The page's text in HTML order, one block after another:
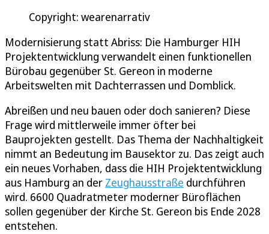
Copyright: wearenarrativ
Modernisierung statt Abriss: Die Hamburger HIH
Projektentwicklung verwandelt einen funktionellen
Bürobau gegenüber St. Gereon in moderne
Arbeitswelten mit Dachterrassen und Domblick.
Abreißen und neu bauen oder doch sanieren? Diese
Frage wird mittlerweile immer öfter bei
Bauprojekten gestellt. Das Thema der Nachhaltigkeit
nimmt an Bedeutung im Bausektor zu. Das zeigt auch
ein neues Vorhaben, dass die HIH Projektentwicklung
aus Hamburg an der Zeughausstraße durchführen
wird. 6600 Quadratmeter moderner Büroflächen
sollen gegenüber der Kirche St. Gereon bis Ende 2028
entstehen.